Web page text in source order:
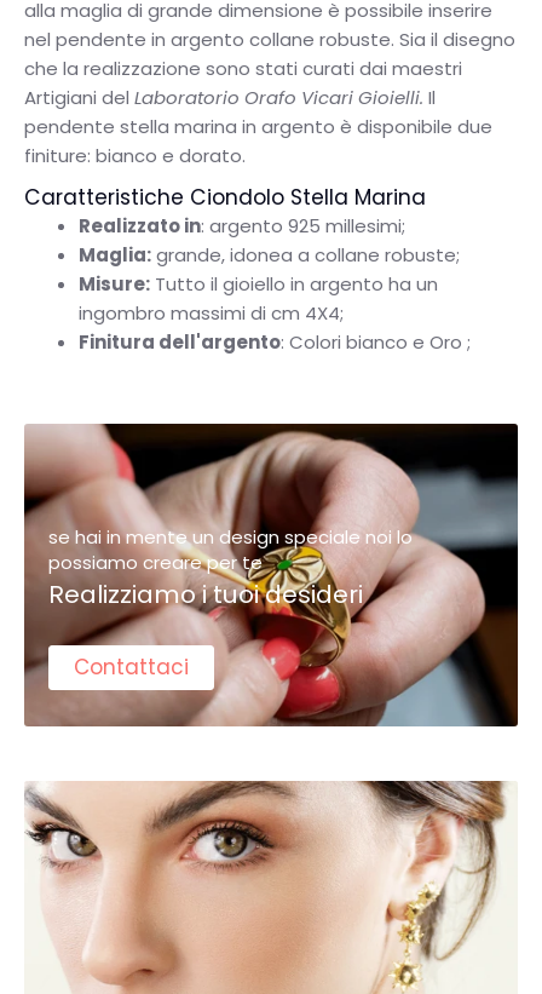
alla maglia di grande dimensione è possibile inserire
nel pendente in argento collane robuste. Sia il disegno
che la realizzazione sono stati curati dai maestri
Artigiani del Laboratorio Orafo Vicari Gioielli. Il
pendente stella marina in argento è disponibile due
finiture: bianco e dorato.
Caratteristiche Ciondolo Stella Marina
Realizzato in: argento 925 millesimi;
Maglia:grande, idonea a collane robuste;
Misure: Tutto il gioiello in argento ha un
ingombro massimi di cm 4X4;
Finitura dell'argento: Colori bianco e Oro ;
se hai in mente un design speciale noi lo
possiamo creare per te
Realizziamo i tuoi desideri
Contattaci